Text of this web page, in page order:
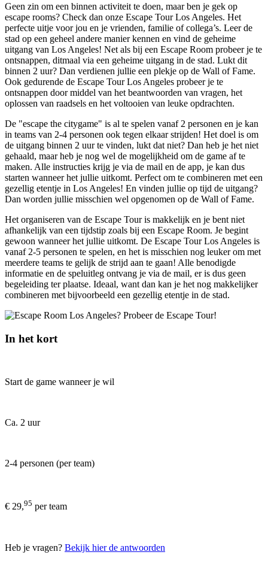
Geen zin om een binnen activiteit te doen, maar ben je gek op
escape rooms? Check dan onze Escape Tour Los Angeles. Het
perfecte uitje voor jou en je vrienden, familie of collega’s. Leer de
stad op een geheel andere manier kennen en vind de geheime
uitgang van Los Angeles! Net als bij een Escape Room probeer je te
ontsnappen, ditmaal via een geheime uitgang in de stad. Lukt dit
binnen 2 uur? Dan verdienen jullie een plekje op de Wall of Fame.
Ook gedurende de Escape Tour Los Angeles probeer je te
ontsnappen door middel van het beantwoorden van vragen, het
oplossen van raadsels en het voltooien van leuke opdrachten.
De "escape the citygame" is al te spelen vanaf 2 personen en je kan
in teams van 2-4 personen ook tegen elkaar strijden! Het doel is om
de uitgang binnen 2 uur te vinden, lukt dat niet? Dan heb je het niet
gehaald, maar heb je nog wel de mogelijkheid om de game af te
maken. Alle instructies krijg je via de mail en de app, je kan dus
starten wanneer het jullie uitkomt. Perfect om te combineren met een
gezellig etentje in Los Angeles! En vinden jullie op tijd de uitgang?
Dan worden jullie misschien wel opgenomen op de Wall of Fame.
Het organiseren van de Escape Tour is makkelijk en je bent niet
afhankelijk van een tijdstip zoals bij een Escape Room. Je begint
gewoon wanneer het jullie uitkomt. De Escape Tour Los Angeles is
vanaf 2-5 personen te spelen, en het is misschien nog leuker om met
meerdere teams te gelijk de strijd aan te gaan! Alle benodigde
informatie en de speluitleg ontvang je via de mail, er is dus geen
begeleiding ter plaatse. Ideaal, want dan kan je het nog makkelijker
combineren met bijvoorbeeld een gezellig etentje in de stad.
In het kort
Start de game wanneer je wil
Ca. 2 uur
2-4 personen (per team)
€ 29,95 per team
Heb je vragen? Bekijk hier de antwoorden